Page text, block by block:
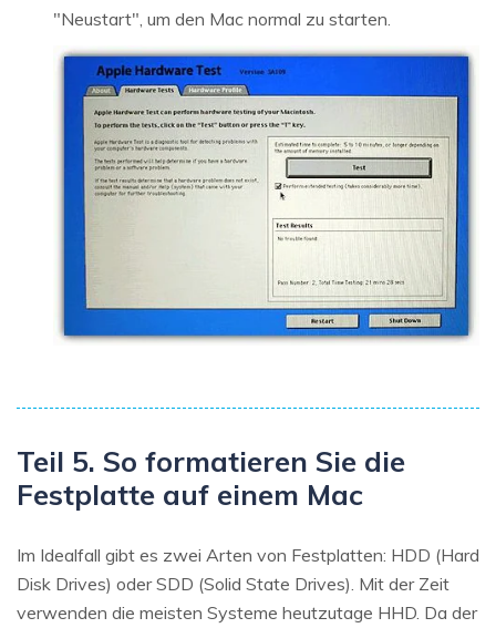
"Neustart", um den Mac normal zu starten.
Teil 5. So formatieren Sie die
Festplatte auf einem Mac
Im Idealfall gibt es zwei Arten von Festplatten: HDD (Hard
Disk Drives) oder SDD (Solid State Drives). Mit der Zeit
verwenden die meisten Systeme heutzutage HHD. Da der